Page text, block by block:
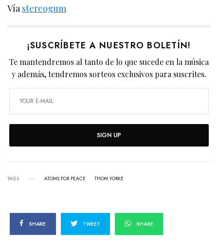
Víastereogum
¡SUSCRÍBETE A NUESTRO BOLETÍN!
Te mantendremos al tanto de lo que sucede en la música
y además, tendremos sorteos exclusivos para suscrites.
SIGN UP
TAGS ATOMS FOR PEACE THOM YORKE
SHARE TWEET SHARE